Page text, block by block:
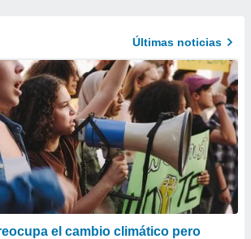
Últimas noticias
el cambio climático pero